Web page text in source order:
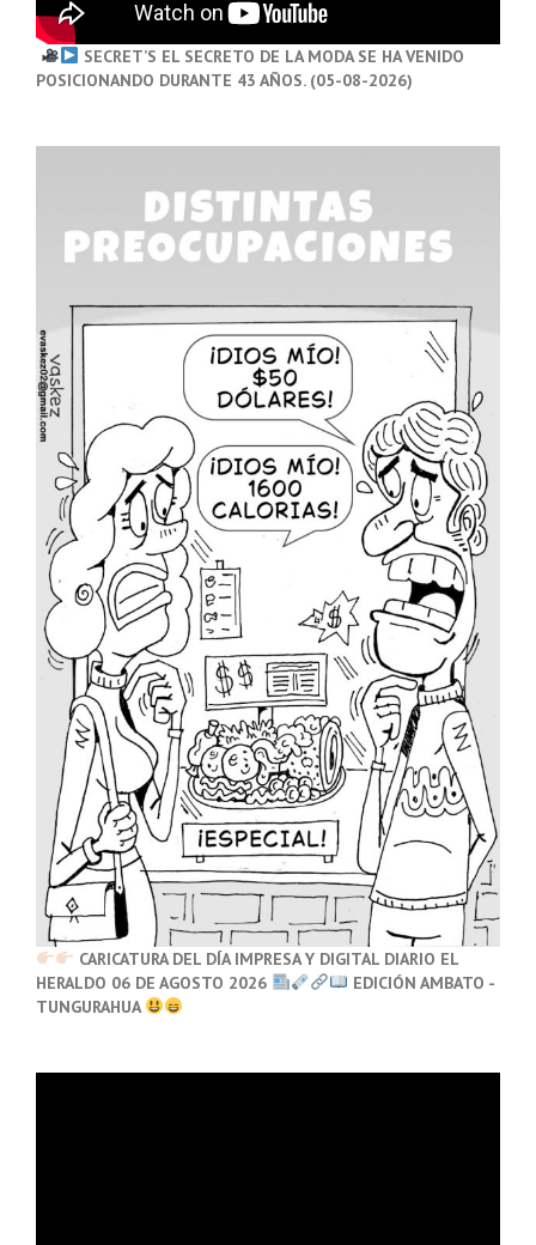
SECRET’S EL SECRETO DE LA MODA SE HA VENIDO
POSICIONANDO DURANTE 43 AÑOS. (05-08-2026)
CARICATURA DEL DÍA IMPRESA Y DIGITAL DIARIO EL
HERALDO 06 DE AGOSTO 2026
EDICIÓN AMBATO -
TUNGURAHUA